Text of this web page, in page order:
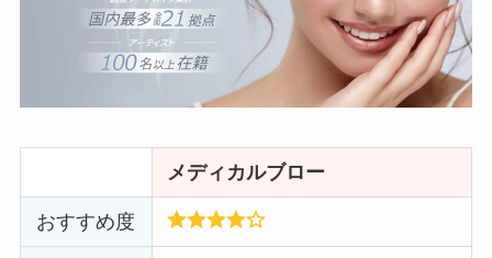
メディカルブロー
おすすめ度